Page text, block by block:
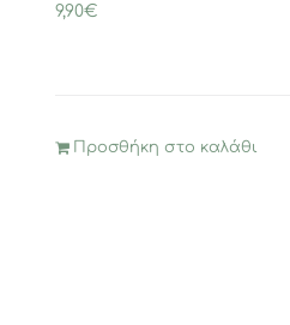
9,90€
Προσθήκη στο καλάθι